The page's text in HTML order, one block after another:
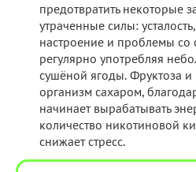
предотвратить некоторые
утраченные силы:
настроение и проблемы
регулярно употребляя
сушёной ягоды. Фруктоза
организм сахаром,
начинает вырабатывать
количество никотиновой
снижает стресс.